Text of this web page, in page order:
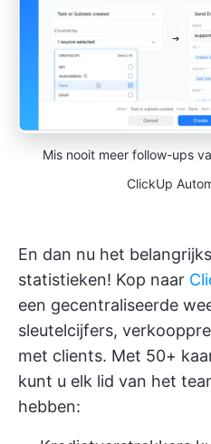
Mis nooit meer follow-ups
ClickUp
En dan nu het
statistieken! Kop naar
een gecentraliseerde
sleutelcijfers,
met clients. Met 50+
kunt u elk lid van het
hebben: